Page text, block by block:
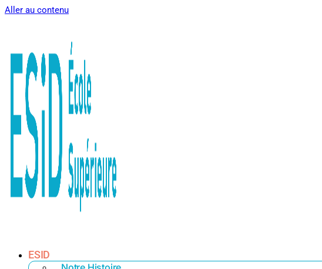
Aller au contenu
ESID